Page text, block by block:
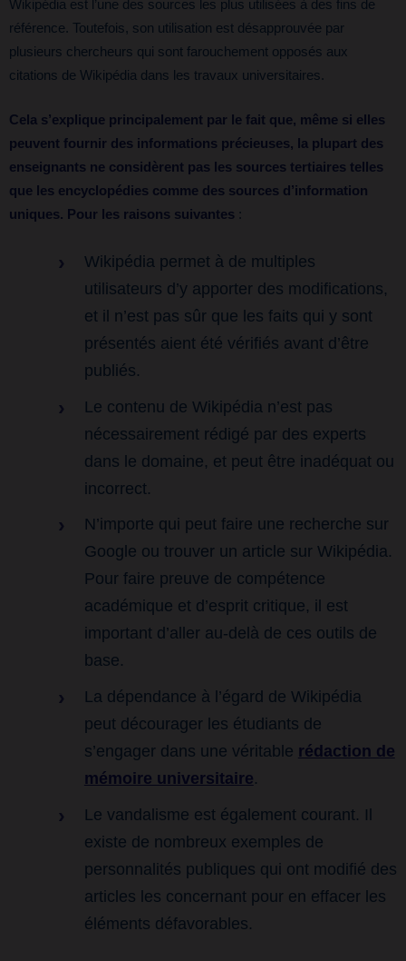
Wikipédia est l’une des sources les plus utilisées à des fins de
référence. Toutefois, son utilisation est désapprouvée par
plusieurs chercheurs qui sont farouchement opposés aux
citations de Wikipédia dans les travaux universitaires.
Cela s’explique principalement par le fait que, même si elles
peuvent fournir des informations précieuses, la plupart des
enseignants ne considèrent pas les sources tertiaires telles
que les encyclopédies comme des sources d’information
uniques. Pour les raisons suivantes :
Wikipédia permet à de multiples
utilisateurs d’y apporter des modifications,
et il n’est pas sûr que les faits qui y sont
présentés aient été vérifiés avant d’être
publiés.
Le contenu de Wikipédia n’est pas
nécessairement rédigé par des experts
dans le domaine, et peut être inadéquat ou
incorrect.
N’importe qui peut faire une recherche sur
Google ou trouver un article sur Wikipédia.
Pour faire preuve de compétence
académique et d’esprit critique, il est
important d’aller au-delà de ces outils de
base.
La dépendance à l’égard de Wikipédia
peut décourager les étudiants de
s’engager dans une véritable rédaction de
mémoire universitaire.
Le vandalisme est également courant. Il
existe de nombreux exemples de
personnalités publiques qui ont modifié des
articles les concernant pour en effacer les
éléments défavorables.